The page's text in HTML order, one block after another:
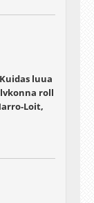
luua
roll
Loit,